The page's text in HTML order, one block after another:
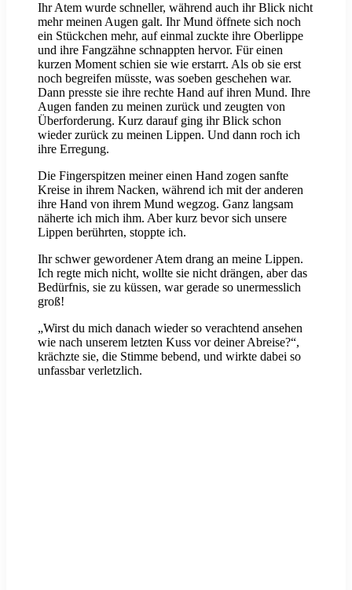
Ihr Atem wurde schneller, während auch ihr Blick nicht
mehr meinen Augen galt. Ihr Mund öffnete sich noch
ein Stückchen mehr, auf einmal zuckte ihre Oberlippe
und ihre Fangzähne schnappten hervor. Für einen
kurzen Moment schien sie wie erstarrt. Als ob sie erst
noch begreifen müsste, was soeben geschehen war.
Dann presste sie ihre rechte Hand auf ihren Mund. Ihre
Augen fanden zu meinen zurück und zeugten von
Überforderung. Kurz darauf ging ihr Blick schon
wieder zurück zu meinen Lippen. Und dann roch ich
ihre Erregung.
Die Fingerspitzen meiner einen Hand zogen sanfte
Kreise in ihrem Nacken, während ich mit der anderen
ihre Hand von ihrem Mund wegzog. Ganz langsam
näherte ich mich ihm. Aber kurz bevor sich unsere
Lippen berührten, stoppte ich.
Ihr schwer gewordener Atem drang an meine Lippen.
Ich regte mich nicht, wollte sie nicht drängen, aber das
Bedürfnis, sie zu küssen, war gerade so unermesslich
groß!
„Wirst du mich danach wieder so verachtend ansehen
wie nach unserem letzten Kuss vor deiner Abreise?“,
krächzte sie, die Stimme bebend, und wirkte dabei so
unfassbar verletzlich.